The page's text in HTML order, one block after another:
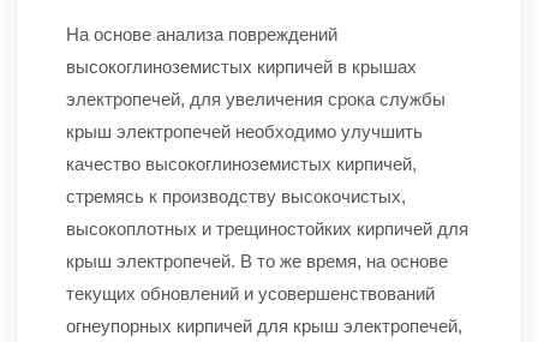
На основе анализа повреждений
высокоглиноземистых кирпичей в крышах
электропечей, для увеличения срока службы
крыш электропечей необходимо улучшить
качество высокоглиноземистых кирпичей,
стремясь к производству высокочистых,
высокоплотных и трещиностойких кирпичей для
крыш электропечей. В то же время, на основе
текущих обновлений и усовершенствований
огнеупорных кирпичей для крыш электропечей,